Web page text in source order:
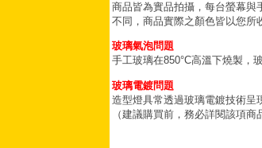
商品皆為實品拍攝，每台螢幕與
不同，商品實際之顏色皆以您所
玻璃氣泡問題
手工玻璃在850°C高溫下燒製，
玻璃電鍍問題
造型燈具常透過玻璃電鍍技術呈
（建議購買前，務必詳閱該項商